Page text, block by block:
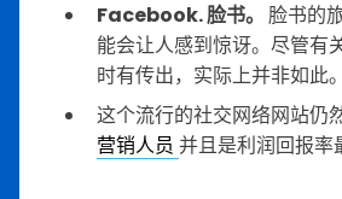
Facebook. 脸书。 脸书的
能会让人感到惊讶。尽管有
时有传出，实际上并非如此。
这个流行的社交网络网站仍
营销人员 并且是利润回报率